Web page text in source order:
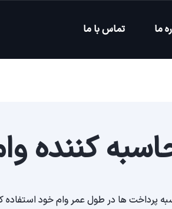
ما تماس با ما
کننده
پرداخت ها در طول عمر وام خود استفاده